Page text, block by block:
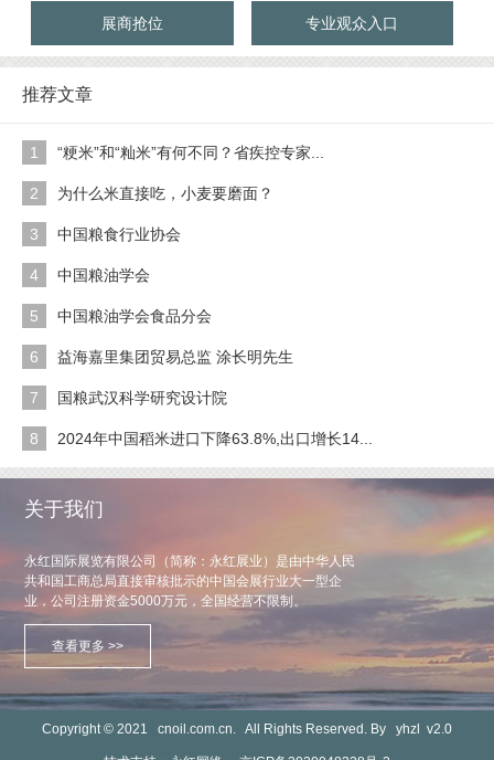
展商抢位 专业观众入口
推荐文章
1 “粳米”和“籼米”有何不同？省疾控专家...
2 为什么米直接吃，小麦要磨面？
3 中国粮食行业协会
4 中国粮油学会
5 中国粮油学会食品分会
6 益海嘉里集团贸易总监 涂长明先生
7 国粮武汉科学研究设计院
8 2024年中国稻米进口下降63.8%,出口增长14...
关于我们
永红国际展览有限公司（简称：永红展业）是由中华人民
共和国工商总局直接审核批示的中国会展行业大一型企
业，公司注册资金5000万元，全国经营不限制。
查看更多 >>
Copyright © 2021 cnoil.com.cn. All Rights Reserved. By yhzl v2.0